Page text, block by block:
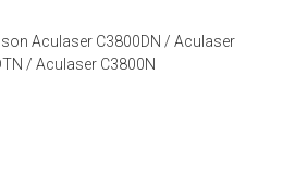
Aculaser C3800DN / Aculaser
/ Aculaser C3800N